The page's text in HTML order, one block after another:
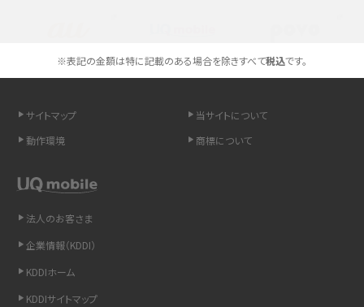
スマホや携帯端末の通信速度制限とは？回避のコツや解除のタイミング・方法
を解説
LINEの引き継ぎ方法は？対象データや事前準備・条件・注意点などを解説
非通知設定とは？184で電話をかける方法やiPhone・Androidの設定を解説
スマホのウィジェットとは？iPhone・Androidの設定方法やおススメを紹介
※表記の金額は特に記載のある場合を除きすべて税込です。
サイトマップ
当サイトについて
動作環境
商標について
法人のお客さま
企業情報（KDDI）
KDDIホーム
KDDIサイトマップ